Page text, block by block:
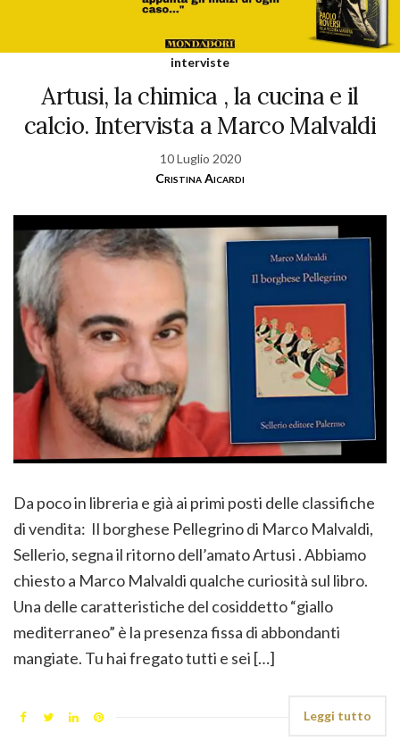
interviste
Artusi, la chimica , la cucina e il
calcio. Intervista a Marco Malvaldi
10 Luglio 2020
Cristina Aicardi
Da poco in libreria e già ai primi posti delle classifiche
di vendita: Il borghese Pellegrino di Marco Malvaldi,
Sellerio, segna il ritorno dell’amato Artusi . Abbiamo
chiesto a Marco Malvaldi qualche curiosità sul libro.
Una delle caratteristiche del cosiddetto “giallo
mediterraneo” è la presenza fissa di abbondanti
mangiate. Tu hai fregato tutti e sei […]
Leggi tutto